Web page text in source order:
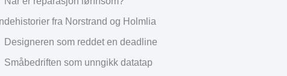
fra Norstrand og Holmlia
Designeren som reddet en deadline
Småbedriften som unngikk datatap